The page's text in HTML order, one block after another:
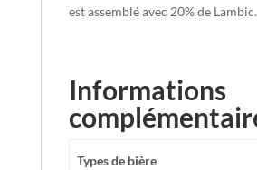
est assemblé avec 20% de Lambic.
Informations
Types de bière